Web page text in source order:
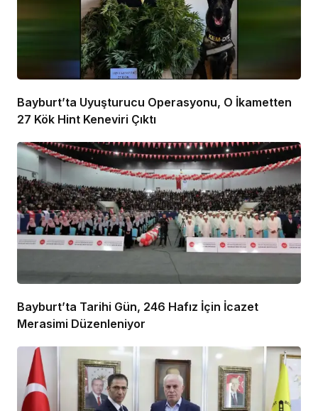
Bayburt’ta Uyuşturucu Operasyonu, O İkametten
27 Kök Hint Keneviri Çıktı
Bayburt’ta Tarihi Gün, 246 Hafız İçin İcazet
Merasimi Düzenleniyor